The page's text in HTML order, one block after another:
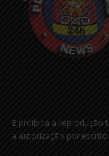
É proibida a reprodução
a autorização por